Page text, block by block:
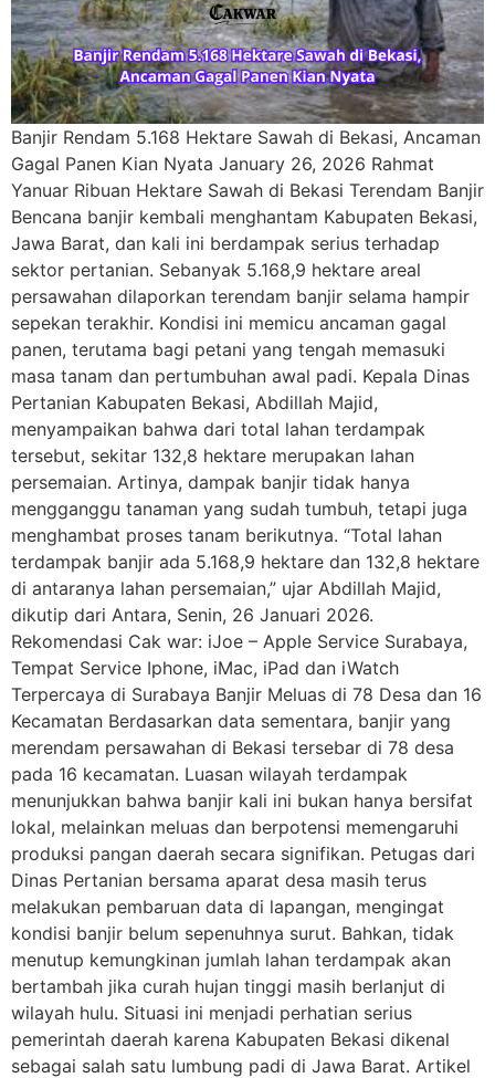
Banjir Rendam 5.168 Hektare Sawah di Bekasi, Ancaman
Gagal Panen Kian Nyata January 26, 2026 Rahmat
Yanuar Ribuan Hektare Sawah di Bekasi Terendam Banjir
Bencana banjir kembali menghantam Kabupaten Bekasi,
Jawa Barat, dan kali ini berdampak serius terhadap
sektor pertanian. Sebanyak 5.168,9 hektare areal
persawahan dilaporkan terendam banjir selama hampir
sepekan terakhir. Kondisi ini memicu ancaman gagal
panen, terutama bagi petani yang tengah memasuki
masa tanam dan pertumbuhan awal padi. Kepala Dinas
Pertanian Kabupaten Bekasi, Abdillah Majid,
menyampaikan bahwa dari total lahan terdampak
tersebut, sekitar 132,8 hektare merupakan lahan
persemaian. Artinya, dampak banjir tidak hanya
mengganggu tanaman yang sudah tumbuh, tetapi juga
menghambat proses tanam berikutnya. “Total lahan
terdampak banjir ada 5.168,9 hektare dan 132,8 hektare
di antaranya lahan persemaian,” ujar Abdillah Majid,
dikutip dari Antara, Senin, 26 Januari 2026.
Rekomendasi Cak war: iJoe – Apple Service Surabaya,
Tempat Service Iphone, iMac, iPad dan iWatch
Terpercaya di Surabaya Banjir Meluas di 78 Desa dan 16
Kecamatan Berdasarkan data sementara, banjir yang
merendam persawahan di Bekasi tersebar di 78 desa
pada 16 kecamatan. Luasan wilayah terdampak
menunjukkan bahwa banjir kali ini bukan hanya bersifat
lokal, melainkan meluas dan berpotensi memengaruhi
produksi pangan daerah secara signifikan. Petugas dari
Dinas Pertanian bersama aparat desa masih terus
melakukan pembaruan data di lapangan, mengingat
kondisi banjir belum sepenuhnya surut. Bahkan, tidak
menutup kemungkinan jumlah lahan terdampak akan
bertambah jika curah hujan tinggi masih berlanjut di
wilayah hulu. Situasi ini menjadi perhatian serius
pemerintah daerah karena Kabupaten Bekasi dikenal
sebagai salah satu lumbung padi di Jawa Barat. Artikel